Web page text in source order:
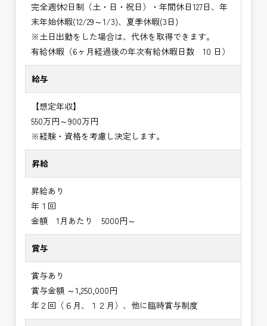
完全週休2日制（土・日・祝日）・年間休日127日、年
末年始休暇(12/29～1/3)、夏季休暇(3日)
※土日出勤をした場合は、代休を取得できます。
有給休暇（6ヶ月経過後の年次有給休暇日数 10 日）
給与
【想定年収】
550万円～900万円
※経験・資格を考慮し決定します。
昇給
昇給あり
年１回
金額 1月あたり 5000円～
賞与
賞与あり
賞与金額 ～1,250,000円
年２回（６月、１２月）、他に臨時賞与制度